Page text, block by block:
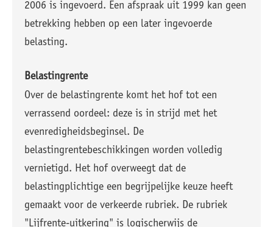
2006 is ingevoerd. Een afspraak uit 1999 kan geen
betrekking hebben op een later ingevoerde
belasting.
Belastingrente
Over de belastingrente komt het hof tot een
verrassend oordeel: deze is in strijd met het
evenredigheidsbeginsel. De
belastingrentebeschikkingen worden volledig
vernietigd. Het hof overweegt dat de
belastingplichtige een begrijpelijke keuze heeft
gemaakt voor de verkeerde rubriek. De rubriek
"Lijfrente-uitkering" is logischerwijs de